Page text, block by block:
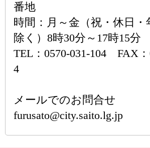
番地
時間：月～金（祝・休日・
除く）8時30分～17時15分
TEL：0570-031-104 FAX：
4
メールでのお問合せ
furusato@city.saito.lg.jp